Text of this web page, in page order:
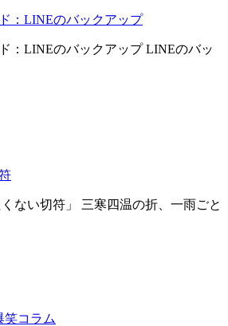
：LINEのバックアップ
：LINEのバックアップ LINEのバッ
ない切符」 三寒四温の折、一雨ごと
笑コラム